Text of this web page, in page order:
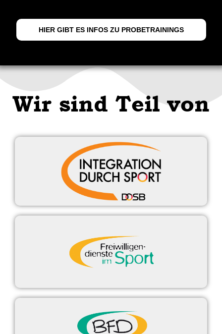
HIER GIBT ES INFOS ZU PROBETRAININGS
Wir sind Teil von